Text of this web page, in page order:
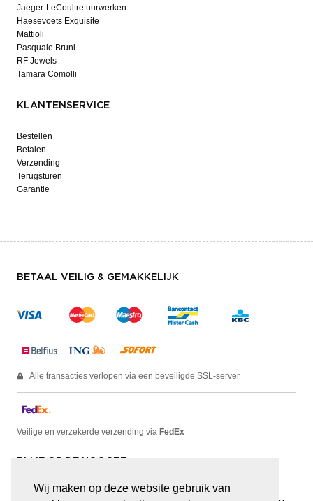
Wij maken op deze website gebruik van
Jaeger-LeCoultre uurwerken
Haesevoets Exquisite
Mattioli
Pasquale Bruni
RF Jewels
Tamara Comolli
KLANTENSERVICE
Bestellen
Betalen
Verzending
Terugsturen
Garantie
BETAAL VEILIG & GEMAKKELIJK
Alle transacties verlopen via een beveiligde SSL-server
Veilige en verzekerde verzending via FedEx
BLIJF OP DE HOOGTE